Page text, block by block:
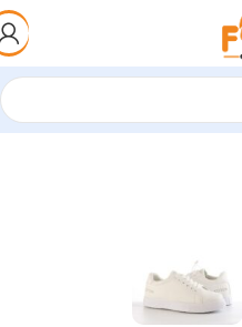
وحافظة كروت أصلية”